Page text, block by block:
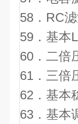
58．RC
59．基本
60．二倍
61．三倍
62．基本
63．基本